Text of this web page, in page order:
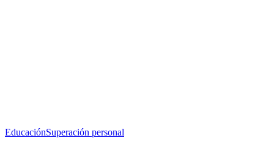
EducaciónSuperación personal